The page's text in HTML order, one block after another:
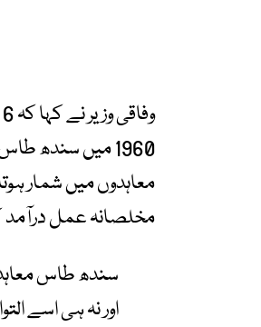
1960 میں سندھ
معاہدوں میں شمار
مخلصانہ عمل درآمد
سندھ طاس
اور نہ ہی اسے